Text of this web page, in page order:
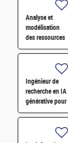
Analyse et
modélisation
des ressources
critiques de la
énergétique à
long H/F
Ingénieur de
recherche en IA
générative pour
l'automatisation
matérielle H/F